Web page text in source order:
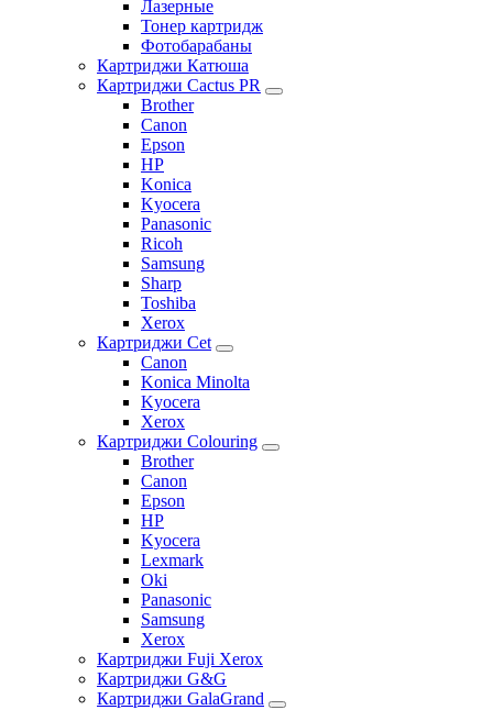
Лазерные
Тонер картридж
Фотобарабаны
Картриджи Катюша
Картриджи Cactus PR
Brother
Canon
Epson
HP
Konica
Kyocera
Panasonic
Ricoh
Samsung
Sharp
Toshiba
Xerox
Картриджи Cet
Canon
Konica Minolta
Kyocera
Xerox
Картриджи Colouring
Brother
Canon
Epson
HP
Kyocera
Lexmark
Oki
Panasonic
Samsung
Xerox
Картриджи Fuji Xerox
Картриджи G&G
Картриджи GalaGrand